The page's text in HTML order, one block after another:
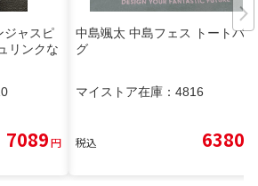
ャスピ
リンクな
7089円
中島颯太 中島フェス トートバッ
グ
マイストア在庫： 4816
税込 6380